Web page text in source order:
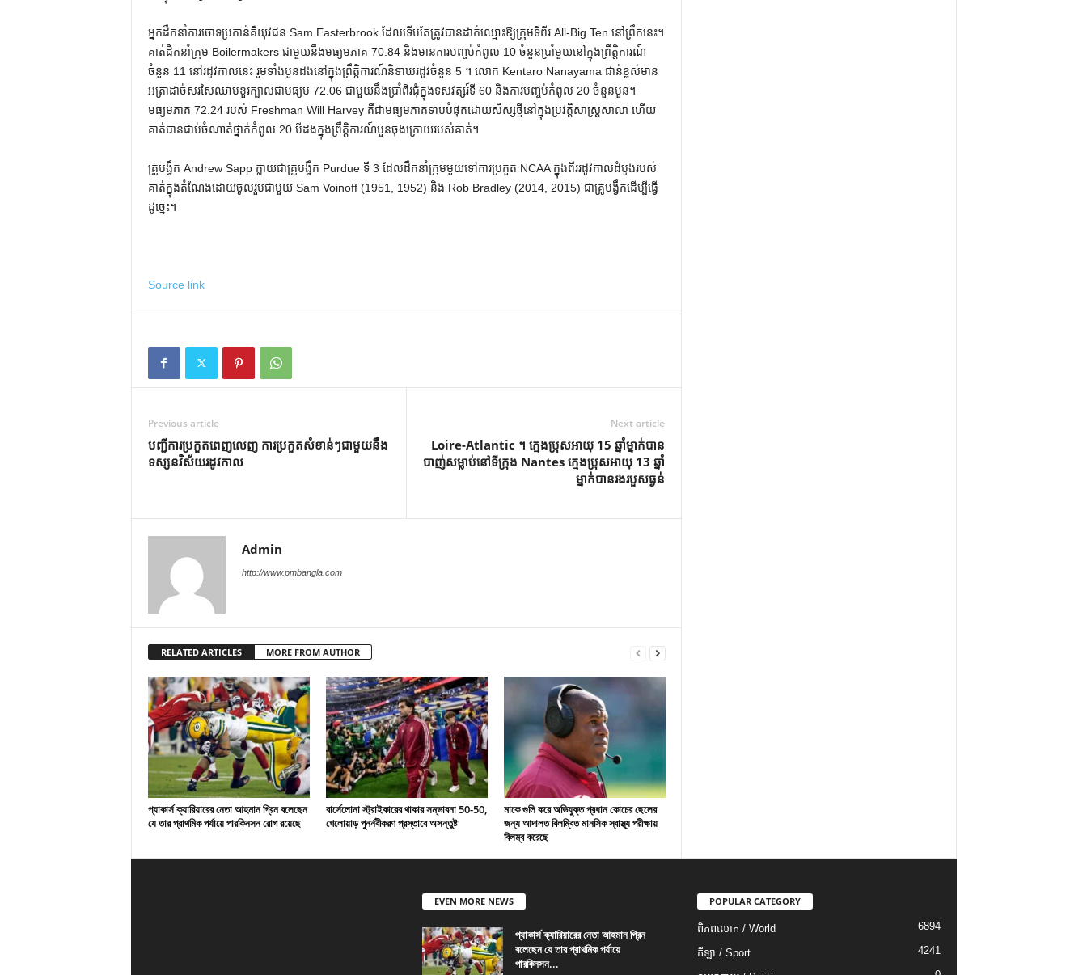
អ្នកដឹកនាំការចោទប្រកាន់គឺយុវជន Sam Easterbrook ដែលទើបតែត្រូវបានដាក់ឈ្មោះឱ្យក្រុមទីពីរ All-Big Ten នៅព្រឹកនេះ។
គាត់ដឹកនាំក្រុម Boilermakers ជាមួយនឹងមធ្យមភាគ 70.84 និងមានការបញ្ចប់កំពូល 10 ចំនួនប្រាំមួយនៅក្នុងព្រឹត្តិការណ៍
ចំនួន 11 នៅរដូវកាលនេះ រួមទាំងបួនដងនៅក្នុងព្រឹត្តិការណ៍និទាឃរដូវចំនួន 5 ។ លោក Kentaro Nanayama ជាន់ខ្ពស់មាន
អត្រាដាច់សរសៃឈាមខួរក្បាលជាមធ្យម 72.06 ជាមួយនឹងប្រាំពីរជុំក្នុងទសវត្សរ៍ទី 60 និងការបញ្ចប់កំពូល 20 ចំនួនបួន។
មធ្យមភាគ 72.24 របស់ Freshman Will Harvey គឺជាមធ្យមភាគទាបបំផុតដោយសិស្សថ្មីនៅក្នុងប្រវត្តិសាស្រ្តសាលា ហើយ
គាត់បានជាប់ចំណាត់ថ្នាក់កំពូល 20 បីដងក្នុងព្រឹត្តិការណ៍បួនចុងក្រោយរបស់គាត់។
គ្រូបង្វឹក Andrew Sapp ក្លាយជាគ្រូបង្វឹក Purdue ទី 3 ដែលដឹកនាំក្រុមមួយទៅការប្រកួត NCAA ក្នុងពីររដូវកាលដំបូងរបស់
គាត់ក្នុងតំណែងដោយចូលរួមជាមួយ Sam Voinoff (1951, 1952) និង Rob Bradley (2014, 2015) ជាគ្រូបង្វឹកដើម្បីធ្វើ
ដូច្នេះ។
Source link
Previous article
បញ្ជីការប្រកួតពេញលេញ ការប្រកួតសំខាន់ៗជាមួយនឹង
ទស្សនវិស័យរដូវកាល
Next article
Loire-Atlantic ។ ក្មេងប្រុសអាយុ 15 ឆ្នាំម្នាក់បាន
បាញ់សម្លាប់នៅទីក្រុង Nantes ក្មេងប្រុសអាយុ 13 ឆ្នាំ
ម្នាក់បានរងរបួសធ្ងន់
Admin
http://www.pmbangla.com
RELATED ARTICLES MORE FROM AUTHOR
প্যাকার্স ক্যারিয়ারের নেতা আহমান গ্রিন বলেছেন
যে তার প্রাথমিক পর্যায়ে পারকিনসন রোগ রয়েছে
বার্সেলোনা স্ট্রাইকারের থাকার সম্ভাবনা 50-50,
খেলোয়াড় পুনর্নবীকরণ প্রস্তাবে অসন্তুষ্ট
মাকে গুলি করে অভিযুক্ত প্রধান কোচের ছেলের
জন্য আদালত বিলম্বিত মানসিক স্বাস্থ্য পরীক্ষায়
বিলম্ব করেছে
EVEN MORE NEWS
প্যাকার্স ক্যারিয়ারের নেতা আহমান গ্রিন
বলেছেন যে তার প্রাথমিক পর্যায়ে
পারকিনসন...
POPULAR CATEGORY
ពិភពលោក / World 6894
កីឡា / Sport 4241